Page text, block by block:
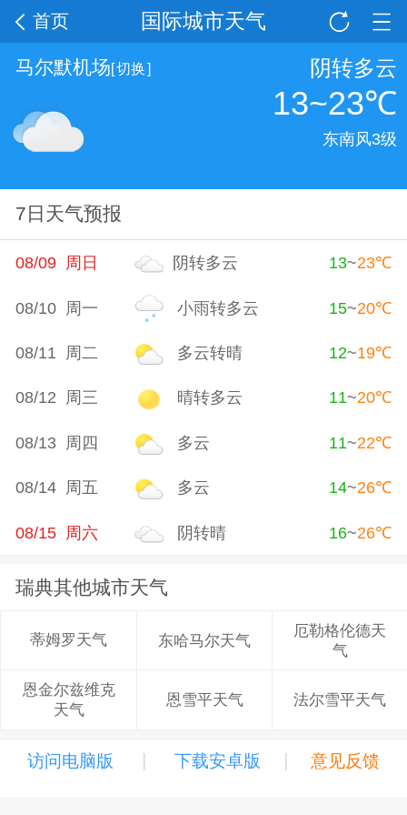
国际城市天气
首页
马尔默机场[切换] 阴转多云
13~23℃
东南风3级
7日天气预报
08/09 周日 阴转多云 13~23℃
08/10 周一 小雨转多云 15~20℃
08/11 周二 多云转晴 12~19℃
08/12 周三 晴转多云 11~20℃
08/13 周四 多云 11~22℃
08/14 周五 多云 14~26℃
08/15 周六 阴转晴 16~26℃
瑞典其他城市天气
蒂姆罗天气 东哈马尔天气
厄勒格伦德天
气
恩金尔兹维克
天气
恩雪平天气 法尔雪平天气
访问电脑版 | 下载安卓版 | 意见反馈